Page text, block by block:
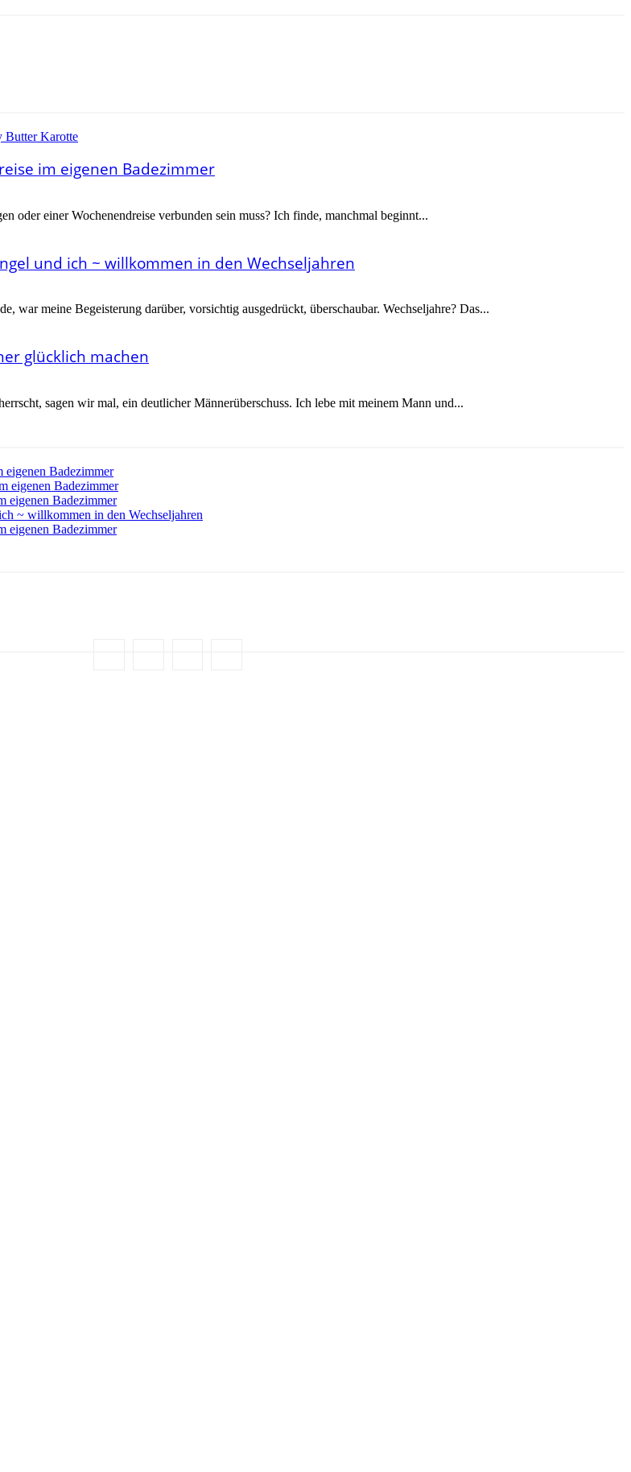
im eigenen Badezimmer
oder einer Wochenendreise verbunden sein muss? Ich finde, manchmal beginnt...
und ich ~ willkommen in den Wechseljahren
war meine Begeisterung darüber, vorsichtig ausgedrückt, überschaubar. Wechseljahre? Das...
glücklich machen
sagen wir mal, ein deutlicher Männerüberschuss. Ich lebe mit meinem Mann und...
Badezimmer
eigenen Badezimmer
eigenen Badezimmer
~ willkommen in den Wechseljahren
eigenen Badezimmer